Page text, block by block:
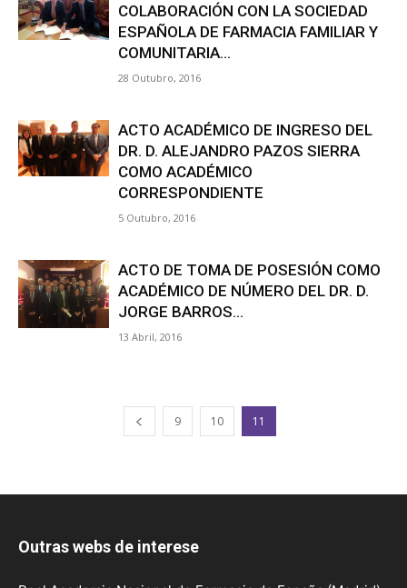
COLABORACIÓN CON LA SOCIEDAD
ESPAÑOLA DE FARMACIA FAMILIAR Y
COMUNITARIA...
28 Outubro, 2016
ACTO ACADÉMICO DE INGRESO DEL
DR. D. ALEJANDRO PAZOS SIERRA
COMO ACADÉMICO
CORRESPONDIENTE
5 Outubro, 2016
ACTO DE TOMA DE POSESIÓN COMO
ACADÉMICO DE NÚMERO DEL DR. D.
JORGE BARROS...
13 Abril, 2016
9 10 11
Outras webs de interese